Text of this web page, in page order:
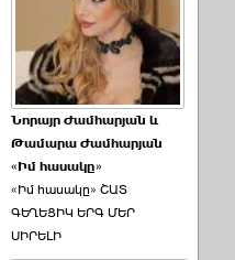
Որպես ընդդիմադիր
ընտրող՝ ›››
Նորայր Ժամհարյան և
Թամարա Ժամհարյան
«Իմ հասակը»
«Իմ հասակը» ՇԱՏ
ԳԵՂԵՑԻԿ ԵՐԳ ՄԵՐ
ՍԻՐԵԼԻ